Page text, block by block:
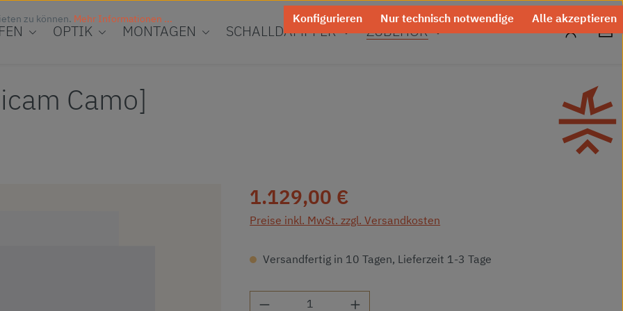
OPTIK MONTAGEN SCHALLDÄMPFER ZUBEHÖR
0
Camo]
Regulärer Preis:
1.129,00 €
Preise inkl. MwSt. zzgl. Versandkosten
Versandfertig in 10 Tagen, Lieferzeit 1-3 Tage
Produkt Anzahl: Gib den gewünschten Wert ein
zu können. Mehr Informationen ... Nur technisch notwendige
Konfigurieren Alle akzeptieren